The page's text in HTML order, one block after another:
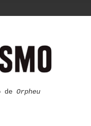
de Orpheu